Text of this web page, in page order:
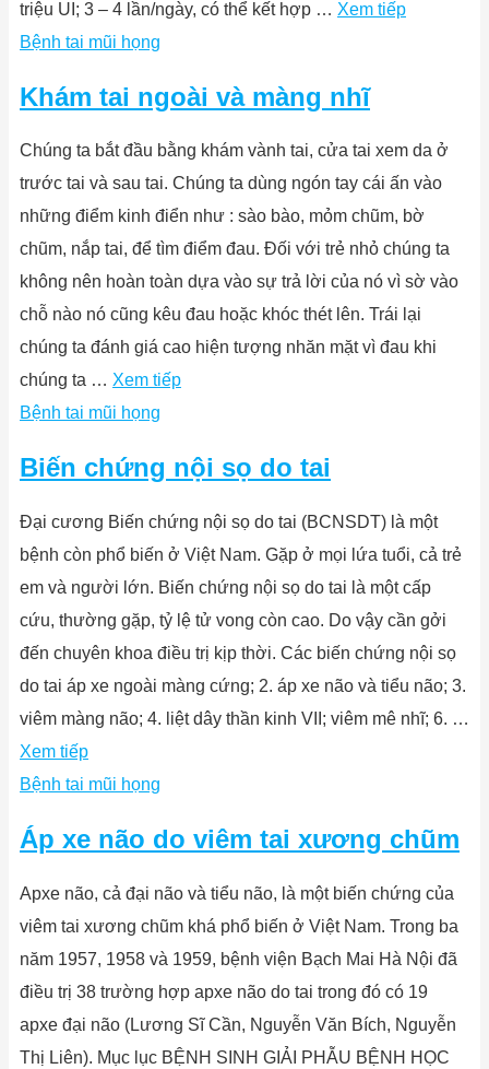
triệu UI; 3 – 4 lần/ngày, có thể kết hợp … Xem tiếp
Bệnh tai mũi họng
Khám tai ngoài và màng nhĩ
Chúng ta bắt đầu bằng khám vành tai, cửa tai xem da ở
trước tai và sau tai. Chúng ta dùng ngón tay cái ấn vào
những điểm kinh điển như : sào bào, mỏm chũm, bờ
chũm, nắp tai, để tìm điểm đau. Đối với trẻ nhỏ chúng ta
không nên hoàn toàn dựa vào sự trả lời của nó vì sờ vào
chỗ nào nó cũng kêu đau hoặc khóc thét lên. Trái lại
chúng ta đánh giá cao hiện tượng nhăn mặt vì đau khi
chúng ta … Xem tiếp
Bệnh tai mũi họng
Biến chứng nội sọ do tai
Đại cương Biến chứng nội sọ do tai (BCNSDT) là một
bệnh còn phổ biến ở Việt Nam. Gặp ở mọi lứa tuổi, cả trẻ
em và người lớn. Biến chứng nội sọ do tai là một cấp
cứu, thường gặp, tỷ lệ tử vong còn cao. Do vậy cần gởi
đến chuyên khoa điều trị kịp thời. Các biến chứng nội sọ
do tai áp xe ngoài màng cứng; 2. áp xe não và tiểu não; 3.
viêm màng não; 4. liệt dây thần kinh VII; viêm mê nhĩ; 6. …
Xem tiếp
Bệnh tai mũi họng
Áp xe não do viêm tai xương chũm
Apxe não, cả đại não và tiểu não, là một biến chứng của
viêm tai xương chũm khá phổ biến ở Việt Nam. Trong ba
năm 1957, 1958 và 1959, bệnh viện Bạch Mai Hà Nội đã
điều trị 38 trường hợp apxe não do tai trong đó có 19
apxe đại não (Lương Sĩ Cần, Nguyễn Văn Bích, Nguyễn
Thị Liên). Mục lục BỆNH SINH GIẢI PHẪU BỆNH HỌC